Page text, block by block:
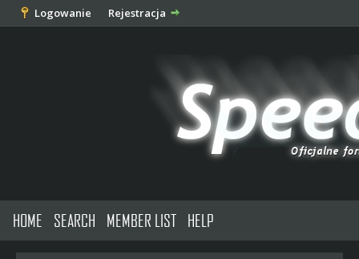
Logowanie Rejestracja
HOME SEARCH MEMBER LIST HELP